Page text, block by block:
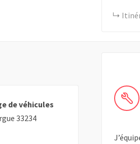
de véhicules
33234